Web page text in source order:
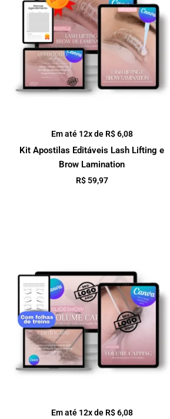
Em até 12x de R$6,08
Kit Apostilas Editáveis Lash Lifting e
Brow Lamination
R$59,97
Em até 12x de R$6,08